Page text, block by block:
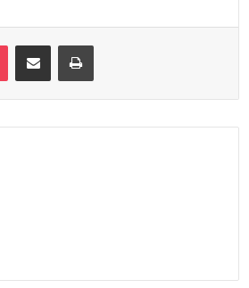
исследование показывает,
самые счастливые пары делают
после занятий йогой